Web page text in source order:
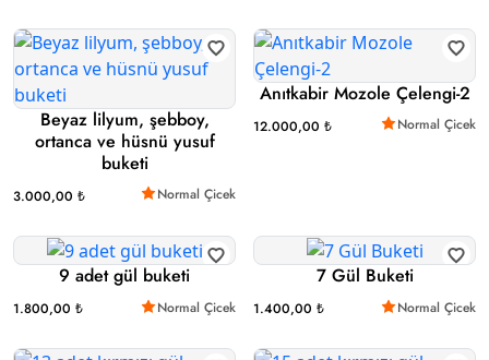
Beyaz lilyum, şebboy,
ortanca ve hüsnü yusuf
buketi
3.000,00 ₺ Normal Çicek
Anıtkabir Mozole Çelengi-2
12.000,00 ₺ Normal Çicek
9 adet gül buketi
1.800,00 ₺ Normal Çicek
7 Gül Buketi
1.400,00 ₺ Normal Çicek